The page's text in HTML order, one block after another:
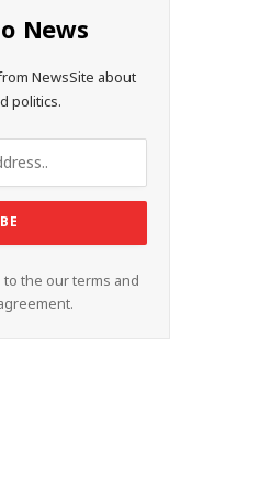
News
NewsSite about
politics.
the our terms and